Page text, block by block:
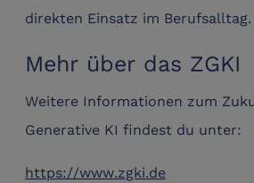
direkten Einsatz im Berufsalltag.
Mehr über das ZGKI
Weitere Informationen zum
Generative KI findest du unter:
https://www.zgki.de